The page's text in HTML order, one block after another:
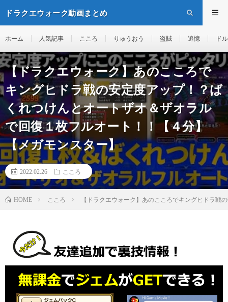
ドラクエウォーク動画まとめ
ホーム 人気記事 こころ りゅうおう 盗賊 追憶 ド
【ドラクエウォーク】あのこころで
キングヒドラ戦の安定度アップ！？ば
くれつけんとオートザオ＆ザオラル
で回復１枚フルオート！！【４分】
【メガモンスター】
2022.02.26 こころ
HOME こころ 【ドラクエウォーク】あのこころでキングヒドラ